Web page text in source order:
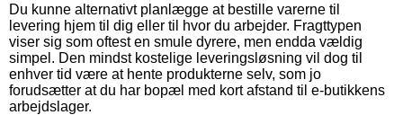
Du kunne alternativt planlægge at bestille varerne til
levering hjem til dig eller til hvor du arbejder. Fragttypen
viser sig som oftest en smule dyrere, men endda vældig
simpel. Den mindst kostelige leveringsløsning vil dog til
enhver tid være at hente produkterne selv, som jo
forudsætter at du har bopæl med kort afstand til e-butikkens
arbejdslager.